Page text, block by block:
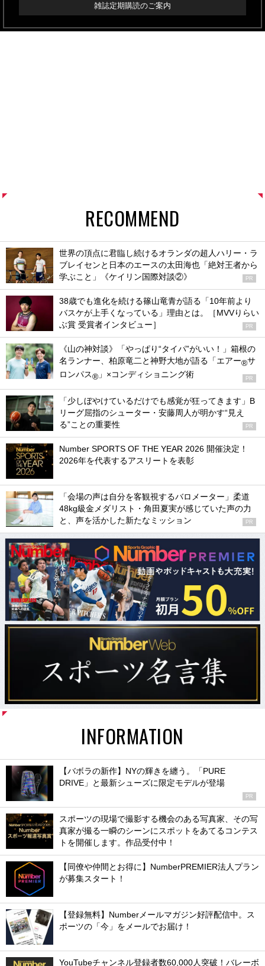
雑誌定期購読のご案内
RECOMMEND
世界の頂点に君臨し続けるオランダの超人ハリー・ラ
ブレイセンと日本のエースの太田海也「絶対王者から
学ぶこと」《ケイリン国際対談②》
PR
38歳でも進化を続ける篠山竜青が語る「10年前より
バスケが上手くなっている」理由とは。［MVVりらい
ぶ賞 受賞者インタビュー］
PR
《山の神対談》「やっぱり“タイパ”がいい！」箱根の
名ランナー、柏原竜二と神野大地が語る「エアー®サ
ロンパス® 」×コンディショニング術 PR
「少しぼやけているだけでも感覚が狂ってきます」B
リーグ屈指のシューター・安藤周人が明かす“見え
る”ことの重要性
PR
Number SPORTS OF THE YEAR 2026 開催決定！
2026年を代表するアスリートを表彰
「会場の声は自分を客観視するバロメーター」柔道
48kg級金メダリスト・角田夏実が感じていた声の力
と、声を活かした新たなミッション
PR
INFORMATION
【バボラの新作】NYの輝きを纏う。「PURE
DRIVE」と最新シューズに限定モデルが登場
PR
スポーツの現場で撮影する機会のある写真家、その写
真家が撮る一瞬のシーンにスポットをあてるコンテス
トを開催します。作品受付中！
【同僚や仲間とお得に】NumberPREMIER法人プラン
が募集スタート！
【登録無料】Numberメールマガジン好評配信中。ス
ポーツの「今」をメールでお届け！
YouTubeチャンネル登録者数60,000人突破！バレーボ